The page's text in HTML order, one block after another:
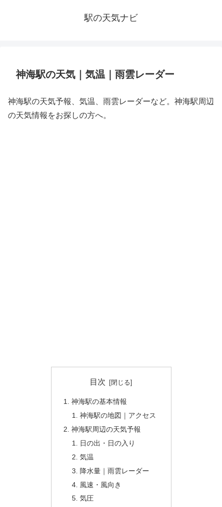
駅の天気ナビ
神海駅の天気｜気温｜雨雲レーダー
神海駅の天気予報、気温、雨雲レーダーなど。神海駅周辺
の天気情報をお探しの方へ。
目次
神海駅の基本情報
神海駅の地図｜アクセス
神海駅周辺の天気予報
日の出・日の入り
気温
降水量｜雨雲レーダー
風速・風向き
気圧